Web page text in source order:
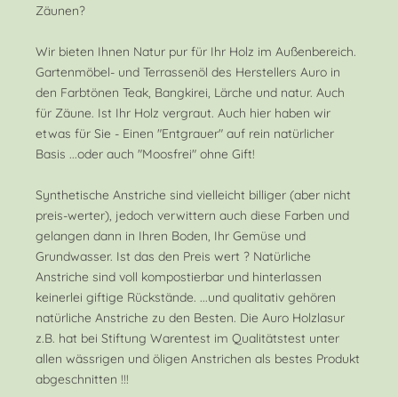
Zäunen?
Wir bieten Ihnen Natur pur für Ihr Holz im Außenbereich.
Gartenmöbel- und Terrassenöl des Herstellers Auro in
den Farbtönen Teak, Bangkirei, Lärche und natur. Auch
für Zäune. Ist Ihr Holz vergraut. Auch hier haben wir
etwas für Sie - Einen "Entgrauer" auf rein natürlicher
Basis ...oder auch "Moosfrei" ohne Gift!
Synthetische Anstriche sind vielleicht billiger (aber nicht
preis-werter), jedoch verwittern auch diese Farben und
gelangen dann in Ihren Boden, Ihr Gemüse und
Grundwasser. Ist das den Preis wert ? Natürliche
Anstriche sind voll kompostierbar und hinterlassen
keinerlei giftige Rückstände. ...und qualitativ gehören
natürliche Anstriche zu den Besten. Die Auro Holzlasur
z.B. hat bei Stiftung Warentest im Qualitätstest unter
allen wässrigen und öligen Anstrichen als bestes Produkt
abgeschnitten !!!